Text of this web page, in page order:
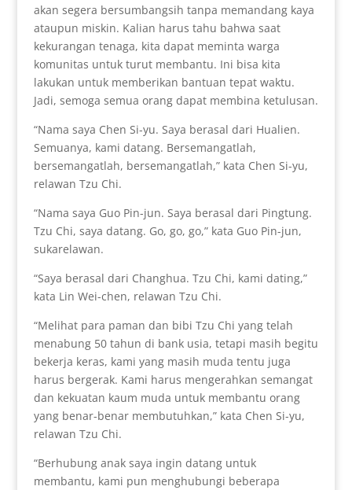
akan segera bersumbangsih tanpa memandang kaya
ataupun miskin. Kalian harus tahu bahwa saat
kekurangan tenaga, kita dapat meminta warga
komunitas untuk turut membantu. Ini bisa kita
lakukan untuk memberikan bantuan tepat waktu.
Jadi, semoga semua orang dapat membina ketulusan.
“Nama saya Chen Si-yu. Saya berasal dari Hualien.
Semuanya, kami datang. Bersemangatlah,
bersemangatlah, bersemangatlah,” kata Chen Si-yu,
relawan Tzu Chi.
“Nama saya Guo Pin-jun. Saya berasal dari Pingtung.
Tzu Chi, saya datang. Go, go, go,” kata Guo Pin-jun,
sukarelawan.
“Saya berasal dari Changhua. Tzu Chi, kami dating,”
kata Lin Wei-chen, relawan Tzu Chi.
“Melihat para paman dan bibi Tzu Chi yang telah
menabung 50 tahun di bank usia, tetapi masih begitu
bekerja keras, kami yang masih muda tentu juga
harus bergerak. Kami harus mengerahkan semangat
dan kekuatan kaum muda untuk membantu orang
yang benar-benar membutuhkan,” kata Chen Si-yu,
relawan Tzu Chi.
“Berhubung anak saya ingin datang untuk
membantu, kami pun menghubungi beberapa